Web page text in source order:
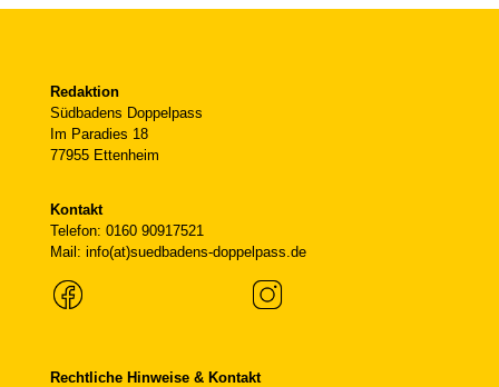
Redaktion
Südbadens Doppelpass
Im Paradies 18
77955 Ettenheim
Kontakt
Telefon: 0160 90917521
Mail: info(at)suedbadens-doppelpass.de
Rechtliche Hinweise & Kontakt